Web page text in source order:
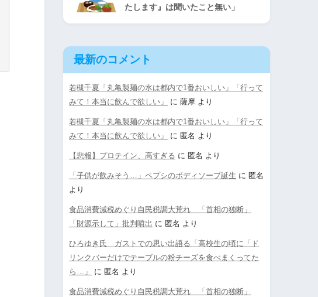
たします』は聞いたこと無い」
最新のコメント
若槻千夏「丸亀製麺の水は都内で1番おいしい」「行って
みて！本当に飲んで欲しい」
に 薩摩 より
若槻千夏「丸亀製麺の水は都内で1番おいしい」「行って
みて！本当に飲んで欲しい」
に 匿名 より
【悲報】プロテイン、高すぎる に 匿名 より
「子供が飲みそう…」ペプシのボディソープ誕生 に 匿名
より
食品消費減税めぐり自民税調大荒れ 「首相の独断」
「財源示して」批判噴出 に 匿名 より
ひろゆき氏 ガストでの思い出語る「高校生の頃に「ド
リンクバーだけでテーブルの粉チーズを食べまくってた
ら…」
に 匿名 より
食品消費減税めぐり自民税調大荒れ 「首相の独断」